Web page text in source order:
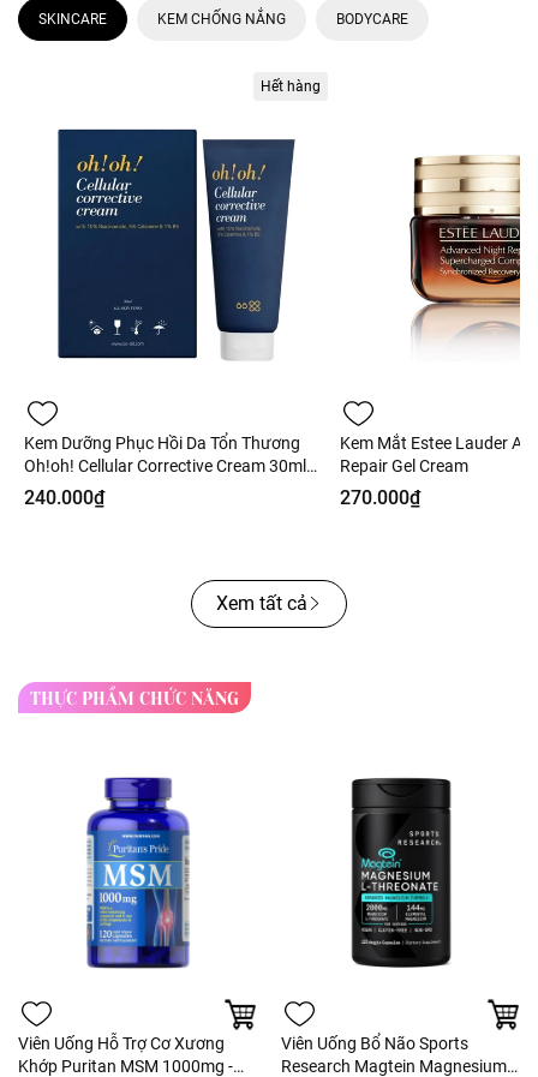
SKINCARE KEM CHỐNG NẮNG BODYCARE
Hết hàng
Kem Dưỡng Phục Hồi Da Tổn Thương
Oh!oh! Cellular Corrective Cream 30ml
Fullbox - Hàng Công Ty
240.000₫
Kem Mắt Estee Lauder
Repair Gel Cream
270.000₫
Xem tất cả
THỰC PHẨM CHỨC NĂNG
Viên Uống Hỗ Trợ Cơ Xương
Khớp Puritan MSM 1000mg -
Viên Uống Bổ Não Sports
Research Magtein Magnesium